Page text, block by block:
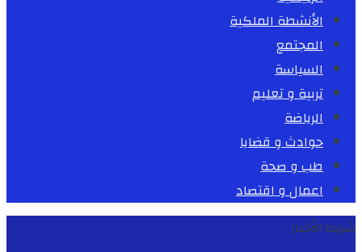
الأنشطة الملكية
المجتمع
السياسة
تربية و تعليم
الرياضة
حوادث و قضايا
طب و صحة
اعمال و اقتصاد
شريط الأخبار